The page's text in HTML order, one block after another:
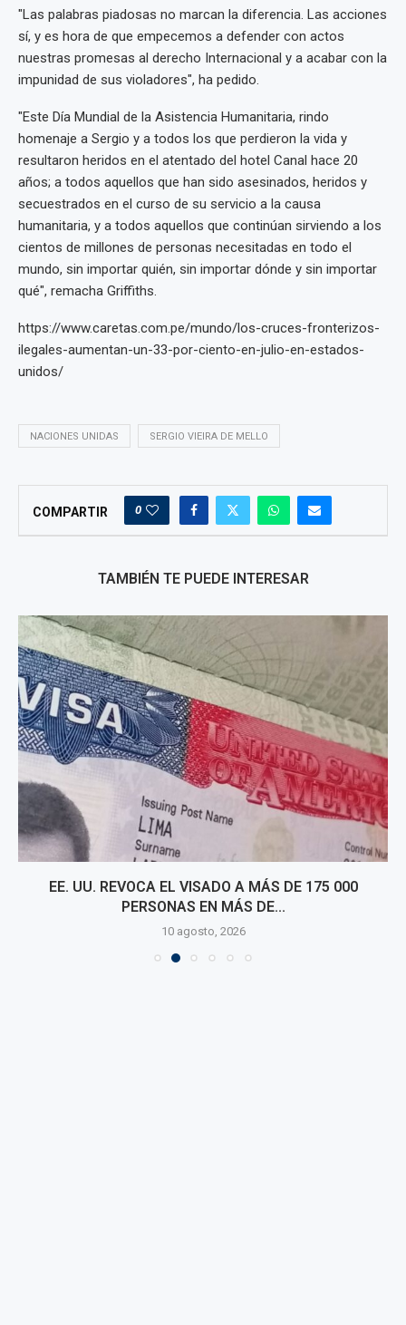
"Las palabras piadosas no marcan la diferencia. Las acciones
sí, y es hora de que empecemos a defender con actos
nuestras promesas al derecho Internacional y a acabar con la
impunidad de sus violadores", ha pedido.
"Este Día Mundial de la Asistencia Humanitaria, rindo
homenaje a Sergio y a todos los que perdieron la vida y
resultaron heridos en el atentado del hotel Canal hace 20
años; a todos aquellos que han sido asesinados, heridos y
secuestrados en el curso de su servicio a la causa
humanitaria, y a todos aquellos que continúan sirviendo a los
cientos de millones de personas necesitadas en todo el
mundo, sin importar quién, sin importar dónde y sin importar
qué", remacha Griffiths.
https://www.caretas.com.pe/mundo/los-cruces-fronterizos-
ilegales-aumentan-un-33-por-ciento-en-julio-en-estados-
unidos/
NACIONES UNIDAS SERGIO VIEIRA DE MELLO
COMPARTIR 0
TAMBIÉN TE PUEDE INTERESAR
EE. UU. REVOCA EL VISADO A MÁS DE 175 000
PERSONAS EN MÁS DE...
10 agosto, 2026